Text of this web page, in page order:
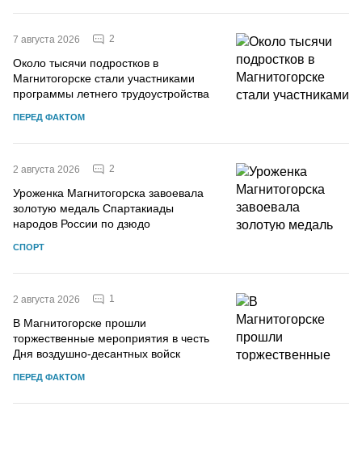
7 августа 2026 2
Около тысячи подростков в
Магнитогорске стали участниками
программы летнего трудоустройства
ПЕРЕД ФАКТОМ
2 августа 2026 2
Уроженка Магнитогорска завоевала
золотую медаль Спартакиады
народов России по дзюдо
СПОРТ
2 августа 2026 1
В Магнитогорске прошли
торжественные мероприятия в честь
Дня воздушно-десантных войск
ПЕРЕД ФАКТОМ